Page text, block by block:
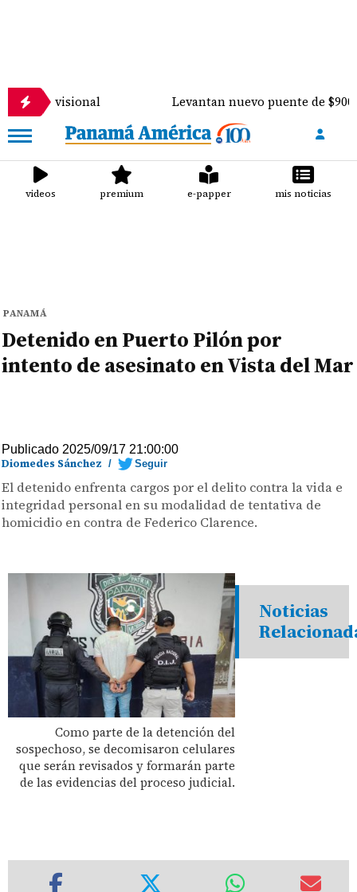
Levantan nuevo puente de $900 mil sobre
videos premium e-papper mis noticias
PANAMÁ
Detenido en Puerto Pilón por
intento de asesinato en Vista del Mar
Publicado 2025/09/17 21:00:00
Diomedes Sánchez / Seguir
El detenido enfrenta cargos por el delito contra la vida e
integridad personal en su modalidad de tentativa de
homicidio en contra de Federico Clarence.
Como parte de la detención del
sospechoso, se decomisaron celulares
que serán revisados y formarán parte
de las evidencias del proceso judicial.
Noticias